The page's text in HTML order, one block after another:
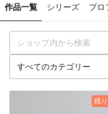
作品一覧 シリーズ プロ
残